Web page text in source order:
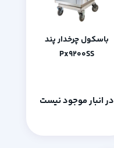
باسکول چرخدار پند
Px9200SS
در انبار موجود نیست